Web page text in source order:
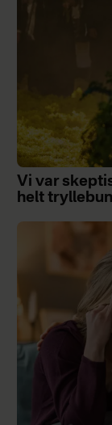
Vi var
helt